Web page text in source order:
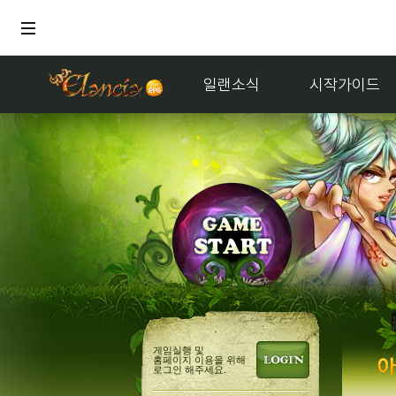
일랜소식 시작가이드
게임실행 및
홈페이지 이용을 위해
로그인 해주세요.